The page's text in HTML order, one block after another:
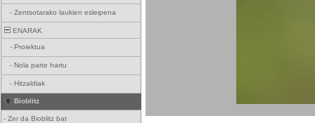
- Zentsotarako laukien esleipena
ENARAK
- Proiektua
- Nola parte hartu
- Hitzaldiak
Bioblitz
- Zer da Bioblitz bat